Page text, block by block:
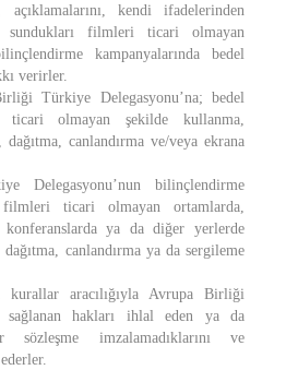
kendi ifadelerinden
filmleri ticari olmayan
kampanyalarında bedel
verirler.
Türkiye Delegasyonu’na; bedel
ticari olmayan şekilde kullanma,
canlandırma ve/veya ekrana
Delegasyonu’nun bilinçlendirme
filmleri ticari olmayan ortamlarda,
ya da diğer yerlerde
canlandırma ya da sergileme
kurallar aracılığıyla Avrupa Birliği
sağlanan hakları ihlal eden ya da
imzalamadıklarını ve